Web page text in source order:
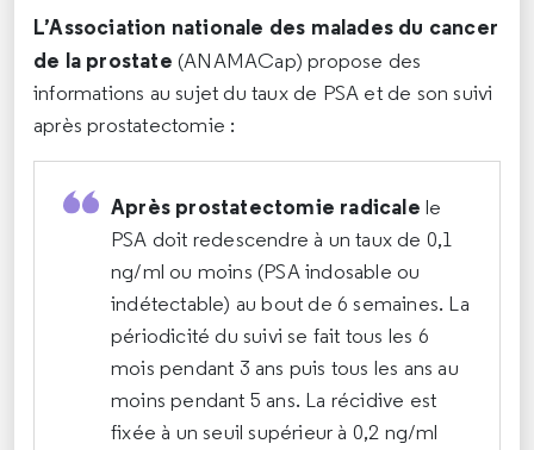
L’Association nationale des malades du cancer
de la prostate (ANAMACap) propose des
informations au sujet du taux de PSA et de son suivi
après prostatectomie :
Après prostatectomie radicale le
PSA doit redescendre à un taux de 0,1
ng/ml ou moins (PSA indosable ou
indétectable) au bout de 6 semaines. La
périodicité du suivi se fait tous les 6
mois pendant 3 ans puis tous les ans au
moins pendant 5 ans. La récidive est
fixée à un seuil supérieur à 0,2 ng/ml